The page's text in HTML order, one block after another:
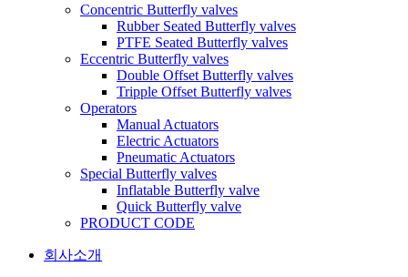
Concentric Butterfly valves
Rubber Seated Butterfly valves
PTFE Seated Butterfly valves
Eccentric Butterfly valves
Double Offset Butterfly valves
Tripple Offset Butterfly valves
Operators
Manual Actuators
Electric Actuators
Pneumatic Actuators
Special Butterfly valves
Inflatable Butterfly valve
Quick Butterfly valve
PRODUCT CODE
회사소개